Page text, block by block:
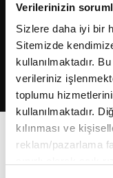
Verilerinizin
Sizlere daha iyi bir
Sitemizde
kullanılmaktadır.
verileriniz
toplumu
kullanılmaktadır.
kılınması ve
reklam/pazarlama
2026Fikriyat. Tüm